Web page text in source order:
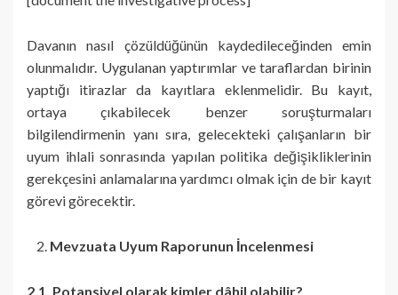
Davanın nasıl çözüldüğünün kaydedileceğinden emin
olunmalıdır. Uygulanan yaptırımlar ve taraflardan birinin
yaptığı itirazlar da kayıtlara eklenmelidir. Bu kayıt,
ortaya çıkabilecek benzer soruşturmaları
bilgilendirmenin yanı sıra, gelecekteki çalışanların bir
uyum ihlali sonrasında yapılan politika değişikliklerinin
gerekçesini anlamalarına yardımcı olmak için de bir kayıt
görevi görecektir.
Mevzuata Uyum Raporunun İncelenmesi
2.1. Potansiyel olarak kimler dâhil olabilir?